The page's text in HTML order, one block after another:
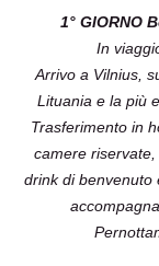
1° GIORNO
In
Arrivo a Vilnius,
Lituania e la più
Trasferimento in
camere
drink di benvenuto